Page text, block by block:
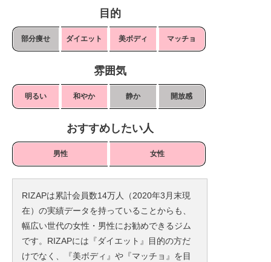
目的
部分痩せ ダイエット 美ボディ マッチョ
雰囲気
明るい 和やか 静か 開放感
おすすめしたい人
男性 女性
RIZAPは累計会員数14万人（2020年3月末現
在）の実績データを持っていることからも、
幅広い世代の女性・男性にお勧めできるジム
です。RIZAPには『ダイエット』目的の方だ
けでなく、『美ボディ』や『マッチョ』を目